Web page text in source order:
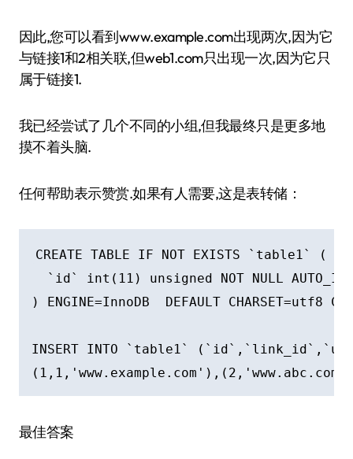
因此,您可以看到www.example.com出现两次,因为它
与链接1和2相关联,但web1.com只出现一次,因为它只
属于链接1.
我已经尝试了几个不同的小组,但我最终只是更多地
摸不着头脑.
任何帮助表示赞赏.如果有人需要,这是表转储：
CREATE TABLE IF NOT EXISTS `table1` (
`id` int(11) unsigned NOT NULL
) ENGINE=InnoDB  DEFAULT CHARSET=utf8
INSERT INTO `table1`
最佳答案